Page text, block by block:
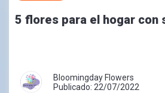
5 flores para el hogar con
Bloomingday Flowers
Publicado: 22/07/2022